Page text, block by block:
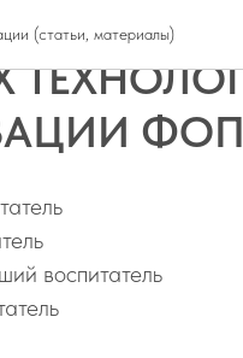
(статьи, материалы)
воспитатель